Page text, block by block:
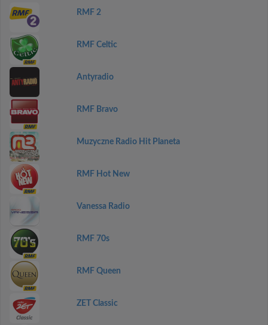
RMF 2
RMF Celtic
Antyradio
RMF Bravo
Muzyczne Radio Hit Planeta
RMF Hot New
Vanessa Radio
RMF 70s
RMF Queen
ZET Classic